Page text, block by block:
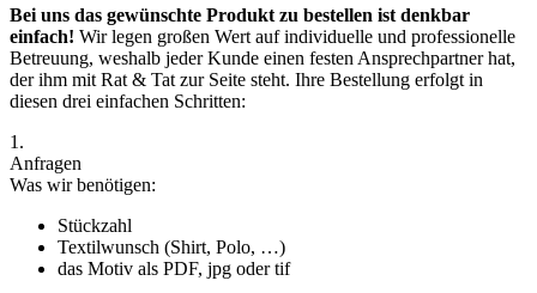
Bei uns das gewünschte Produkt zu bestellen ist denkbar
einfach! Wir legen großen Wert auf individuelle und professionelle
Betreuung, weshalb jeder Kunde einen festen Ansprechpartner hat,
der ihm mit Rat & Tat zur Seite steht. Ihre Bestellung erfolgt in
diesen drei einfachen Schritten:
1.
Anfragen
Was wir benötigen:
Stückzahl
Textilwunsch (Shirt, Polo, …)
das Motiv als PDF, jpg oder tif